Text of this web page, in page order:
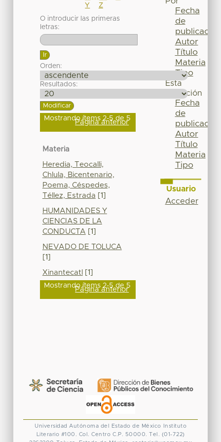
Y
Z
O introducir las primeras
letras:
Orden:
Resultados:
Mostrando ítems 2-5 de 5
Página anterior
Materia
Heredia, Teocalli,
Chlula, Bicentenario,
Poema, Céspedes,
Téllez, Estrada [1]
HUMANIDADES Y
CIENCIAS DE LA
CONDUCTA [1]
NEVADO DE TOLUCA
[1]
Xinantecatl [1]
Mostrando ítems 2-5 de 5
Página anterior
Fecha
de
publicación
Autor
Título
Materia
Tipo
Esta
colección
Fecha
de
publicación
Autor
Título
Materia
Tipo
Usuario
Acceder
Universidad Autónoma del Estado de México
Instituto
Literario #100. Col. Centro C.P. 50000. Tel. (01-722)